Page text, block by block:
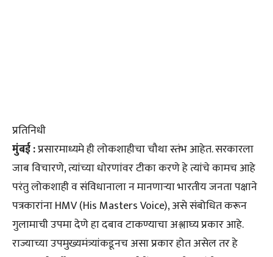
प्रतिनिधी
मुंबई :प्रसारमाध्यमे ही लोकशाहीचा चौथा स्तंभ आहेत. सरकारला
जाब विचारणे, त्यांच्या धोरणांवर टीका करणे हे त्यांचे कामच आहे
परंतु लोकशाही व संविधानाला न मानणाऱ्या भारतीय जनता पक्षाने
पत्रकारांना HMV (His Masters Voice), असे संबोधित करून
गुलामाची उपमा देणे हा दबाव टाकण्याचा अश्लाघ्य प्रकार आहे.
राज्याच्या उपमुख्यमंत्र्यांकडूनच असा प्रकार होत असेल तर हे